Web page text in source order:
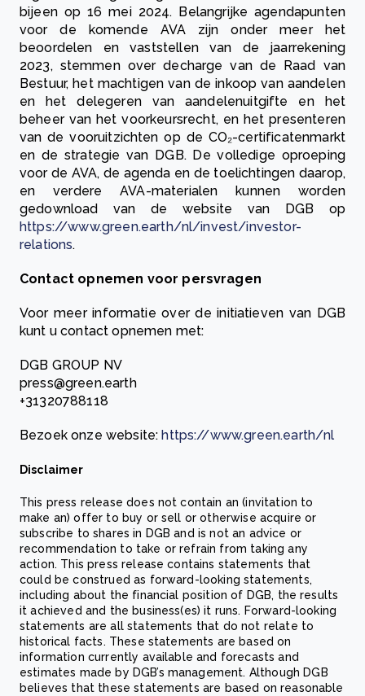
bijeen op 16 mei 2024. Belangrijke agendapunten
voor de komende AVA zijn onder meer het
beoordelen en vaststellen van de jaarrekening
2023, stemmen over decharge van de Raad van
Bestuur, het machtigen van de inkoop van aandelen
en het delegeren van aandelenuitgifte en het
beheer van het voorkeursrecht, en het presenteren
van de vooruitzichten op de CO₂-certificatenmarkt
en de strategie van DGB. De volledige oproeping
voor de AVA, de agenda en de toelichtingen daarop,
en verdere AVA-materialen kunnen worden
gedownload van de website van DGB op
https://www.green.earth/nl/invest/investor-
relations.
Contact opnemen voor persvragen
Voor meer informatie over de initiatieven van DGB
kunt u contact opnemen met:
DGB GROUP NV
press@green.earth
+31320788118
Bezoek onze website: https://www.green.earth/nl
Disclaimer
This press release does not contain an (invitation to
make an) offer to buy or sell or otherwise acquire or
subscribe to shares in DGB and is not an advice or
recommendation to take or refrain from taking any
action. This press release contains statements that
could be construed as forward-looking statements,
including about the financial position of DGB, the results
it achieved and the business(es) it runs. Forward-looking
statements are all statements that do not relate to
historical facts. These statements are based on
information currently available and forecasts and
estimates made by DGB’s management. Although DGB
believes that these statements are based on reasonable